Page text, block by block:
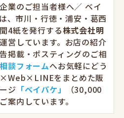
業のご担当者様へ／ ベイ
、市川・行徳・浦安・葛西
4紙を発行する株式会社明
営しています。お店の紹介
掲載・ポスティングのご相
談フォームへお気軽にどう
をまとめた販
ジ 「ベイパケ」
（30,000
案内しています。